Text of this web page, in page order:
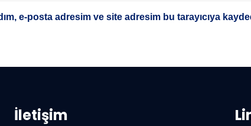
e-posta adresim ve site adresim bu tarayıcıya
İletişim